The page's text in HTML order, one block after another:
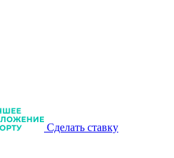
Сделать ставку